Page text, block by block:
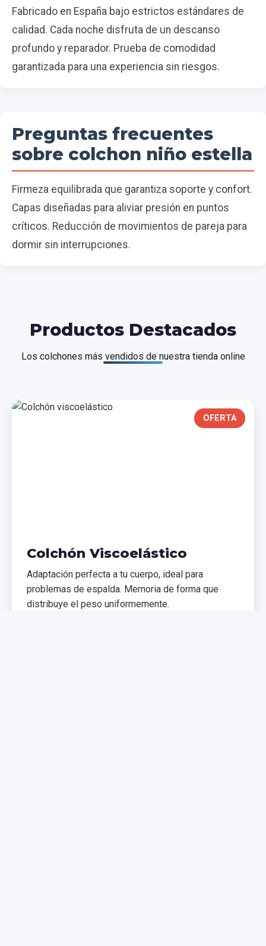
Fabricado en España bajo estrictos estándares de
calidad. Cada noche disfruta de un descanso
profundo y reparador. Prueba de comodidad
garantizada para una experiencia sin riesgos.
Preguntas frecuentes
sobre colchon niño estella
Firmeza equilibrada que garantiza soporte y confort.
Capas diseñadas para aliviar presión en puntos
críticos. Reducción de movimientos de pareja para
dormir sin interrupciones.
Productos Destacados
Los colchones más vendidos de nuestra tienda online
OFERTA
Colchón Viscoelástico
Adaptación perfecta a tu cuerpo, ideal para
problemas de espalda. Memoria de forma que
distribuye el peso uniformemente.